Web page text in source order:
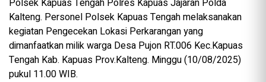
Polsek Kapuas Tengah Polres Kapuas Jajaran Polda
Kalteng. Personel Polsek Kapuas Tengah melaksanakan
kegiatan Pengecekan Lokasi Perkarangan yang
dimanfaatkan milik warga Desa Pujon RT.006 Kec.Kapuas
Tengah Kab. Kapuas Prov.Kalteng. Minggu (10/08/2025)
pukul 11.00 WIB.